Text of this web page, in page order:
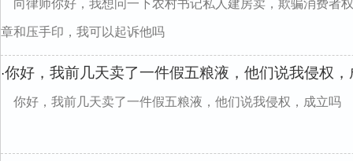
向律师你好，我想问一下农村书记私人建房卖，欺骗消费者
章和压手印，我可以起诉他吗
·你好，我前几天卖了一件假五粮液，他们说我侵权，
你好，我前几天卖了一件假五粮液，他们说我侵权，成立吗